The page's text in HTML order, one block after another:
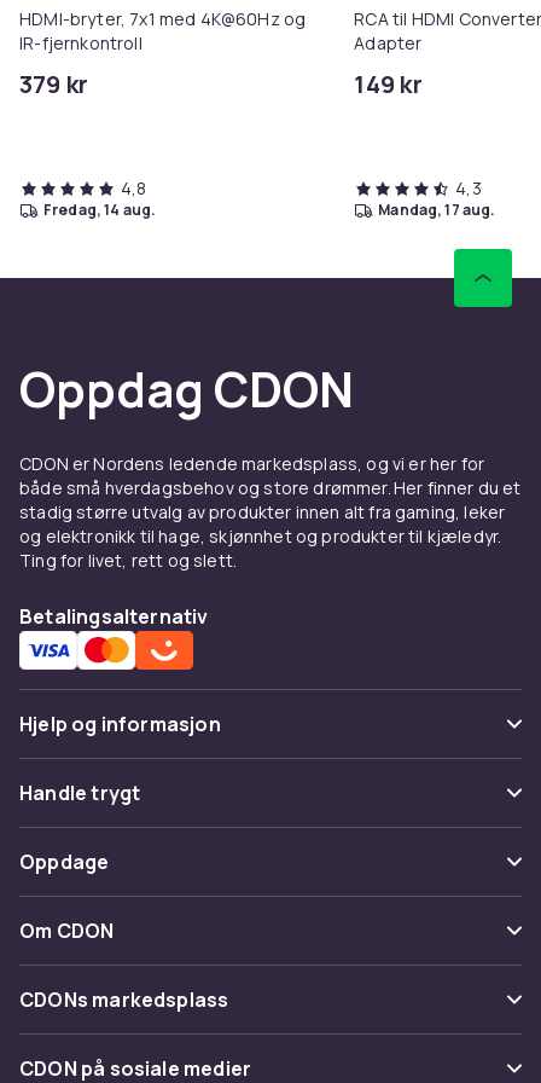
HDMI-bryter, 7x1 med 4K@60Hz og
IR-fjernkontroll
379 kr
4,8
fredag, 14 aug.
RCA til HDMI
Adapter
149 kr
4,3
mandag, 17 aug.
Oppdag CDON
CDON er Nordens ledende markedsplass, og vi er her for
både små hverdagsbehov og store drømmer. Her finner du et
stadig større utvalg av produkter innen alt fra gaming, leker
og elektronikk til hage, skjønnhet og produkter til kjæledyr.
Ting for livet, rett og slett.
Betalingsalternativ
Hjelp og informasjon
Vanlige spørsmål
Spor pakke
Angre & returner her
Kontakt oss
Handle trygt
Betaling
Levering
Tilbakekallinger
Oppdage
Kategorier
Varemerker
Om CDON
Om oss
Kundeanmeldelser
CDONs markedsplass
Merchant Help Center
CDON på sosiale medier